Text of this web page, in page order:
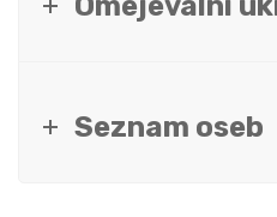
Seznam oseb